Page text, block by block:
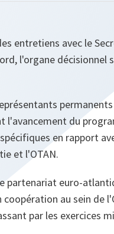
entretiens avec le
l'organe décisionnel
permanents
l'avancement du
en rapport
et l'OTAN.
partenariat euro-
au sein de
par les exercices